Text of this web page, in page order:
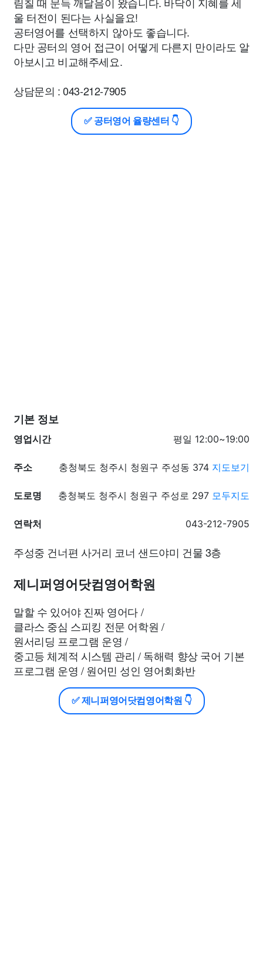
울 터전이 된다는 사실을요!
공터영어를 선택하지 않아도 좋습니다.
다만 공터의 영어 접근이 어떻게 다른지 만이라도 알
아보시고 비교해주세요.
상담문의 : 043-212-7905
✅ 공터영어 율량센터 👇
기본 정보
영업시간
평일 12:00~19:00
주소 충청북도 청주시 청원구 주성동 374 지도보기
도로명 충청북도 청주시 청원구 주성로 297 모두지도
연락처 043-212-7905
주성중 건너편 사거리 코너 샌드야미 건물 3층
제니퍼영어닷컴영어학원
말할 수 있어야 진짜 영어다 /
클라스 중심 스피킹 전문 어학원 /
원서리딩 프로그램 운영 /
중고등 체계적 시스템 관리 / 독해력 향상 국어 기본
프로그램 운영 / 원어민 성인 영어회화반
✅ 제니퍼영어닷컴영어학원 👇